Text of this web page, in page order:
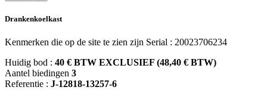
Drankenkoelkast
Kenmerken die op de site te zien zijn Serial : 20023706234
Huidig bod : 40 € BTW EXCLUSIEF (48,40 € BTW)
Aantel biedingen 3
Referentie : J-12818-13257-6